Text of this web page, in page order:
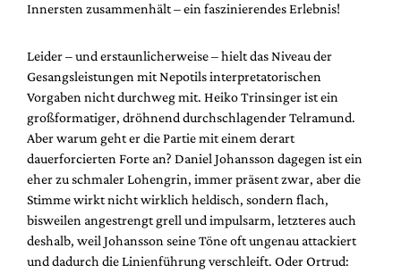
Innersten zusammenhält – ein faszinierendes Erlebnis!
Leider – und erstaunlicherweise – hielt das Niveau der
Gesangsleistungen mit Nepotils interpretatorischen
Vorgaben nicht durchweg mit. Heiko Trinsinger ist ein
großformatiger, dröhnend durchschlagender Telramund.
Aber warum geht er die Partie mit einem derart
dauerforcierten Forte an? Daniel Johansson dagegen ist ein
eher zu schmaler Lohengrin, immer präsent zwar, aber die
Stimme wirkt nicht wirklich heldisch, sondern flach,
bisweilen angestrengt grell und impulsarm, letzteres auch
deshalb, weil Johansson seine Töne oft ungenau attackiert
und dadurch die Linienführung verschleift. Oder Ortrud: